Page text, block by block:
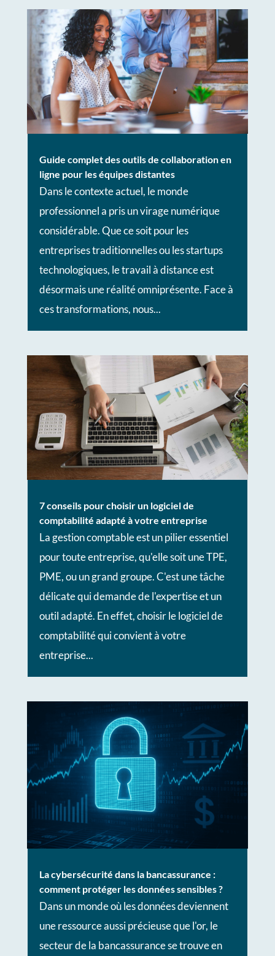
Guide complet des outils de collaboration en
ligne pour les équipes distantes
Dans le contexte actuel, le monde
professionnel a pris un virage numérique
considérable. Que ce soit pour les
entreprises traditionnelles ou les startups
technologiques, le travail à distance est
désormais une réalité omniprésente. Face à
ces transformations, nous...
7 conseils pour choisir un logiciel de
comptabilité adapté à votre entreprise
La gestion comptable est un pilier essentiel
pour toute entreprise, qu'elle soit une TPE,
PME, ou un grand groupe. C'est une tâche
délicate qui demande de l'expertise et un
outil adapté. En effet, choisir le logiciel de
comptabilité qui convient à votre
entreprise...
La cybersécurité dans la bancassurance :
comment protéger les données sensibles ?
Dans un monde où les données deviennent
une ressource aussi précieuse que l'or, le
secteur de la bancassurance se trouve en